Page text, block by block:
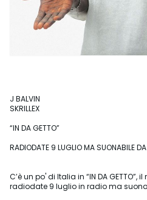
J BALVIN
SKRILLEX
“IN DA GETTO”
RADIODATE 9 LUGLIO MA SUONABILE
C’è un po' di Italia in “IN DA GETTO”,
radiodate 9 luglio in radio ma